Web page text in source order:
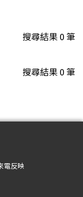
搜尋結果0筆
搜尋結果0筆
電反映